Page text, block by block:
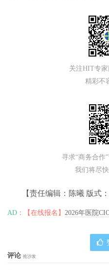
关注HIT专
精彩不
寻求“商务合作
我们将尽
【责任编辑：陈曦 版式：
AD： 【在线报名】 2026年医院
评论 抢沙发